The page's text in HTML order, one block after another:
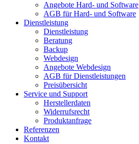
Angebote Hard- und Software
AGB für Hard- und Software
Dienstleistung
Dienstleistung
Beratung
Backup
Webdesign
Angebote Webdesign
AGB für Dienstleistungen
Preisübersicht
Service und Support
Herstellerdaten
Widerrufsrecht
Produktanfrage
Referenzen
Kontakt